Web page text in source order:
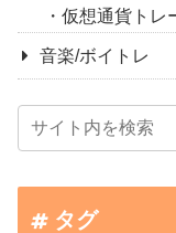
仮想通貨トレ
音楽/ボイトレ
タグ